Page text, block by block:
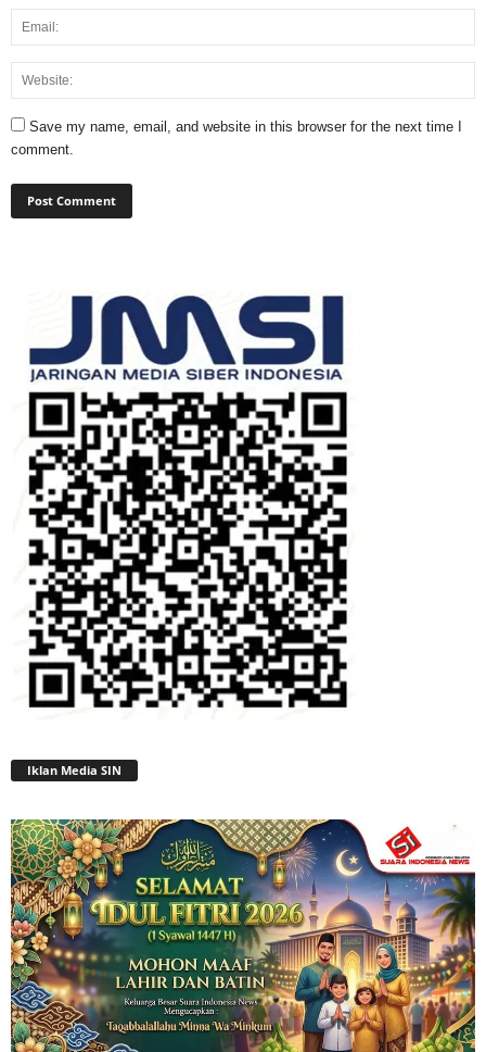
Save my name, email, and website in this browser for the next time I
comment.
Iklan Media SIN